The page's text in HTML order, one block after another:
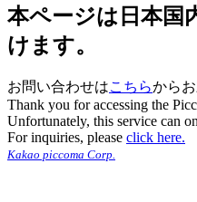
本ページは日本国
けます。
お問い合わせはこちらから
Thank you for accessing the
Unfortunately, this service can
For inquiries, please click here.
Kakao piccoma Corp.